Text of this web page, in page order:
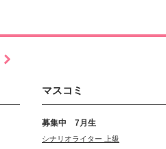
マスコミ
募集中 7月生
シナリオライター 上級